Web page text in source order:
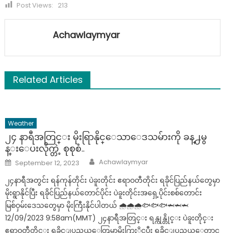
Post Views: 213
Achawlaymyar
Related Articles
Weather
၂၄ နာရီအတြင္း မိုးရြာနိုင္ေသာေဒသမ်ားကို ခန္႕မွ
န္းေပးလိုက္တဲ့ စုစုစံ..
Posted
on
September 12, 2023 Author
Achawlaymyar
၂၄နာရီအတွင်း ရန်ကုန်တိုင်း ပဲခူးတိုင်း ဧရာဝတီတိုင်း ရခိုင်ပြည်နယ်တွေမှာ
မိုးရွာနိုင်ပြီး ရခိုင်ပြည်နယ်တောင်ပိုင်း ပဲခူးတိုင်းအရှေ့ပိုင်းစစ်တောင်း
မြစ်ဝှမ်းဒေသတွေမှာ မိုးကြီးနိုင်ပါတယ် 🌧🌧🌧🐟🐟🐟🦈🦈🦈
12/09/2023 9:58am(MMT) ၂၄နာရီအတြင္း ရန္ကုန္တိုင္း ပဲခူးတိုင္း
ဧရာဝတီတိုင္း ရခိုင္ျပည္နယ္ေတြမွာမိုး႐ြာႏိုင္ၿပီး ရခိုင္ျပည္နယ္ေတာင္